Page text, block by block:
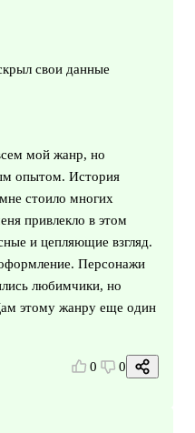
свои данные
мой жанр, но
опытом. История
стоило многих
привлекло в этом
и цепляющие взгляд.
Персонажи
любимчики, но
этому жанру еще один
0 0